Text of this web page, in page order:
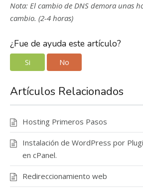
Nota: El cambio de DNS demora unas
cambio. (2-4 horas)
¿Fue de ayuda este artículo?
Si No
Artículos Relacionados
Hosting Primeros Pasos
Instalación de WordPress por
en cPanel.
Redireccionamiento web